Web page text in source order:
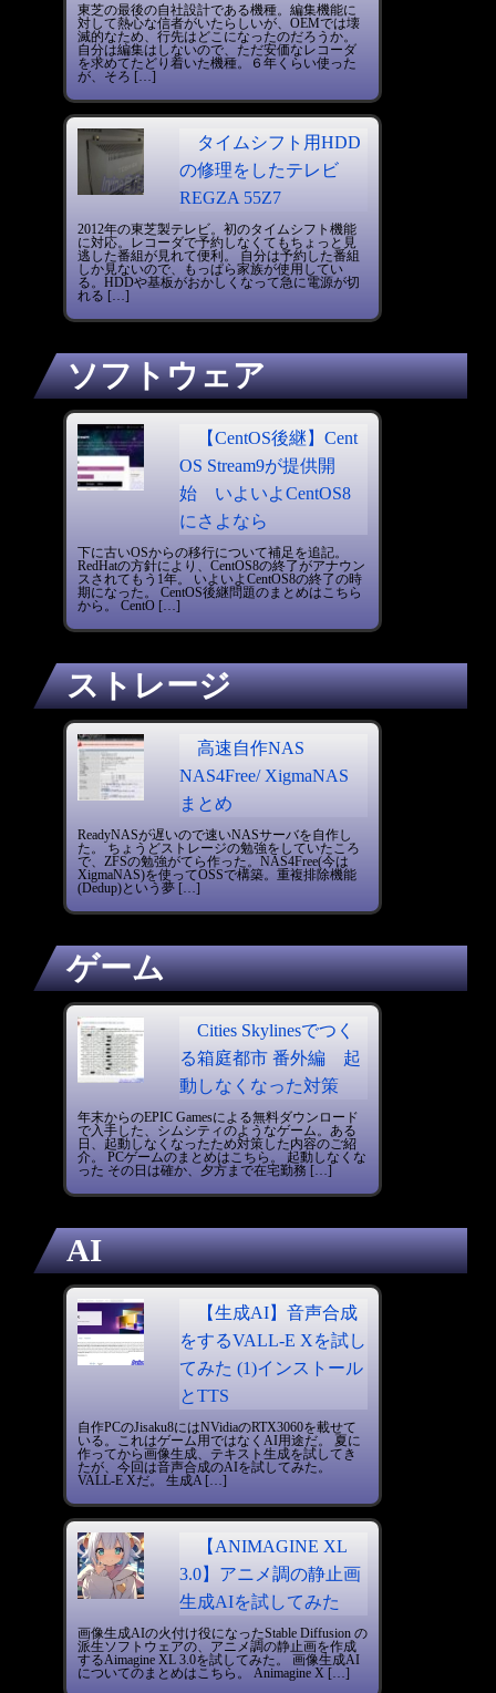
東芝の最後の自社設計である機種。編集機能に
対して熱心な信者がいたらしいが、OEMでは壊
滅的なため、行先はどこになったのだろうか。
自分は編集はしないので、ただ安価なレコーダ
を求めてたどり着いた機種。６年くらい使った
が、そろ […]
タイムシフト用HDD
の修理をしたテレビ
REGZA 55Z7
2012年の東芝製テレビ。初のタイムシフト機能
に対応。レコーダで予約しなくてもちょっと見
逃した番組が見れて便利。 自分は予約した番組
しか見ないので、もっぱら家族が使用してい
る。HDDや基板がおかしくなって急に電源が切
れる […]
ソフトウェア
【CentOS後継】Cent
OS Stream9が提供開
始 いよいよCentOS8
にさよなら
下に古いOSからの移行について補足を追記。
RedHatの方針により、CentOS8の終了がアナウン
スされてもう1年。 いよいよCentOS8の終了の時
期になった。 CentOS後継問題のまとめはこちら
から。 CentO […]
ストレージ
高速自作NAS
NAS4Free/ XigmaNAS
まとめ
ReadyNASが遅いので速いNASサーバを自作し
た。 ちょうどストレージの勉強をしていたころ
で、ZFSの勉強がてら作った。NAS4Free(今は
XigmaNAS)を使ってOSSで構築。重複排除機能
(Dedup)という夢 […]
ゲーム
Cities Skylinesでつく
る箱庭都市 番外編 起
動しなくなった対策
年末からのEPIC Gamesによる無料ダウンロード
で入手した、シムシティのようなゲーム。ある
日、起動しなくなったため対策した内容のご紹
介。 PCゲームのまとめはこちら。 起動しなくな
った その日は確か、夕方まで在宅勤務 […]
AI
【生成AI】音声合成
をするVALL-E Xを試し
てみた (1)インストール
とTTS
自作PCのJisaku8にはNVidiaのRTX3060を載せて
いる。これはゲーム用ではなくAI用途だ。 夏に
作ってから画像生成、テキスト生成を試してき
たが、今回は音声合成のAIを試してみた。
VALL-E Xだ。 生成A […]
【ANIMAGINE XL
3.0】アニメ調の静止画
生成AIを試してみた
画像生成AIの火付け役になったStable Diffusion の
派生ソフトウェアの、アニメ調の静止画を作成
するAimagine XL 3.0を試してみた。 画像生成AI
についてのまとめはこちら。 Animagine X […]